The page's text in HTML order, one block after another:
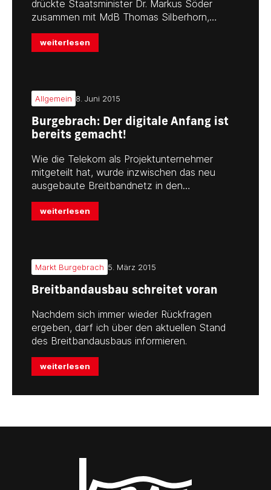
drückte Staatsminister Dr. Markus Söder
zusammen mit MdB Thomas Silberhorn,…
weiterlesen
Allgemein 8. Juni 2015
Burgebrach: Der digitale Anfang ist
bereits gemacht!
Wie die Telekom als Projektunternehmer
mitgeteilt hat, wurde inzwischen das neu
ausgebaute Breitbandnetz in den…
weiterlesen
Markt Burgebrach 5. März 2015
Breitbandausbau schreitet voran
Nachdem sich immer wieder Rückfragen
ergeben, darf ich über den aktuellen Stand
des Breitbandausbaus informieren.
weiterlesen